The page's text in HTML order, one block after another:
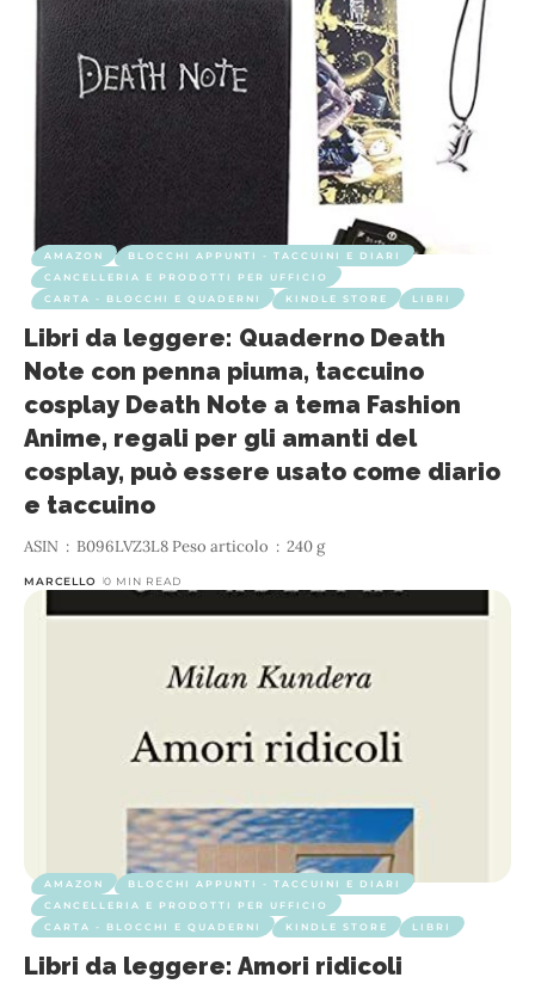
AMAZON
BLOCCHI APPUNTI - TACCUINI E DIARI
CANCELLERIA E PRODOTTI PER UFFICIO
CARTA - BLOCCHI E QUADERNI
KINDLE STORE LIBRI
Libri da leggere: Quaderno Death
Note con penna piuma, taccuino
cosplay Death Note a tema Fashion
Anime, regali per gli amanti del
cosplay, può essere usato come diario
e taccuino
ASIN ‏ : ‎ B096LVZ3L8 Peso articolo ‏ : ‎ 240 g
MARCELLO 0 MIN READ
AMAZON
BLOCCHI APPUNTI - TACCUINI E DIARI
CANCELLERIA E PRODOTTI PER UFFICIO
CARTA - BLOCCHI E QUADERNI
KINDLE STORE LIBRI
Libri da leggere: Amori ridicoli